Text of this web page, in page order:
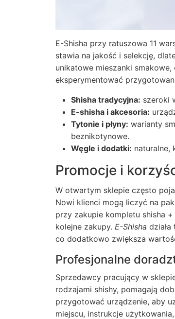
E-Shisha przy ratuszowa 11
stawia na jakość i selekcję,
unikatowe mieszanki
eksperymentować
Shisha tradycyjna: szeroki
E-shisha i akcesoria:
Tytonie i płyny: warianty
beznikotynowe.
Węgle i dodatki: naturalne,
Promocje i
W otwartym sklepie często
Nowi klienci mogą liczyć na
przy zakupie kompletu shisha
kolejne zakupy. E-Shisha
co dodatkowo zwiększa
Profesjonalne
Sprzedawcy pracujący w
rodzajami shishy, pomagają
przygotować urządzenie, aby
miejscu, instrukcje